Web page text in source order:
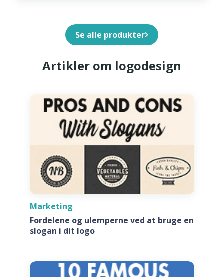
Se alle produkter
Artikler om logodesign
Marketing
Fordelene og ulemperne ved at bruge en
slogan i dit logo